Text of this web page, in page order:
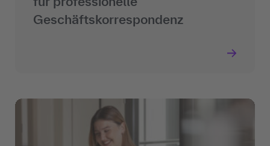
Geschäftskorrespondenz